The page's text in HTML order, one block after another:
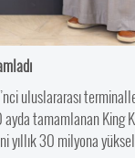
uluslararası
ayda tamamlanan King
yıllık 30 milyona